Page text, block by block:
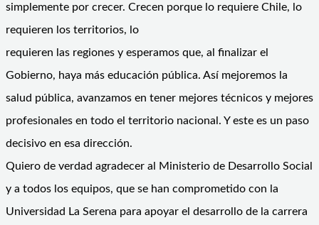
simplemente por crecer. Crecen porque lo requiere Chile, lo
requieren los territorios, lo
requieren las regiones y esperamos que, al finalizar el
Gobierno, haya más educación pública. Así mejoremos la
salud pública, avanzamos en tener mejores técnicos y mejores
profesionales en todo el territorio nacional. Y este es un paso
decisivo en esa dirección.
Quiero de verdad agradecer al Ministerio de Desarrollo Social
y a todos los equipos, que se han comprometido con la
Universidad La Serena para apoyar el desarrollo de la carrera